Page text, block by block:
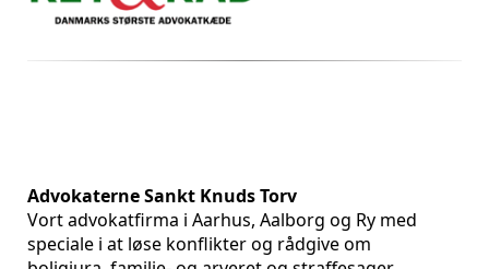
Advokaterne Sankt Knuds Torv
Vort advokatfirma i Aarhus, Aalborg og Ry med
speciale i at løse konflikter og rådgive om